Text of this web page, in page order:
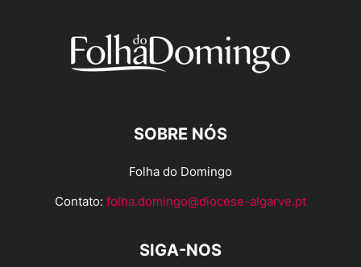
SOBRE NÓS
Folha do Domingo
Contato: folha.domingo@diocese-algarve.pt
SIGA-NOS